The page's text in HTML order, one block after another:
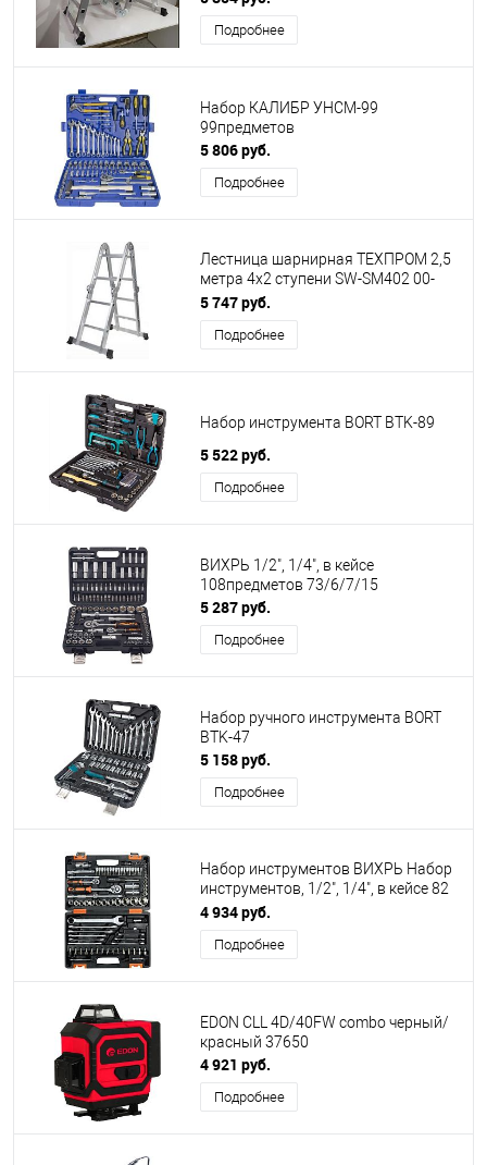
Подробнее
Набор КАЛИБР УНСМ-99
99предметов
5 806 руб.
Подробнее
Лестница шарнирная ТЕХПРОМ 2,5
метра 4х2 ступени SW-SM402 00-
00022180
5 747 руб.
Подробнее
Набор инструмента BORT BTK-89
5 522 руб.
Подробнее
ВИХРЬ 1/2", 1/4", в кейсе
108предметов 73/6/7/15
5 287 руб.
Подробнее
Набор ручного инструмента BORT
BTK-47
5 158 руб.
Подробнее
Набор инструментов ВИХРЬ Набор
инструментов, 1/2", 1/4", в кейсе 82
предм
4 934 руб.
Подробнее
EDON CLL 4D/40FW combo черный/
красный 37650
4 921 руб.
Подробнее